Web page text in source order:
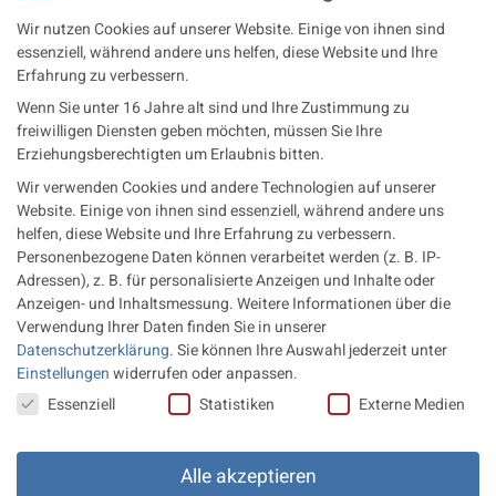
Zulieferer
Öl-E-Fuels-Schmierstoffe
Neueste Beiträge
Wärme aus der Tiefe MTU heizt künftig mit Geothermie
MAN Engines bringt D3872 für die Stromversorgung im
Marinebereich
Eine neue Generation von Perkins Marinemotoren startet den
operativen Testbetrieb
Rechtliches
Impressum
Datenschutz
Datenschutz Einstellungen
Wir nutzen Cookies auf unserer Website. Einige von ihnen sind
essenziell, während andere uns helfen, diese Website und Ihre
Erfahrung zu verbessern.
Wenn Sie unter 16 Jahre alt sind und Ihre Zustimmung zu
freiwilligen Diensten geben möchten, müssen Sie Ihre
Erziehungsberechtigten um Erlaubnis bitten.
Wir verwenden Cookies und andere Technologien auf unserer
Website. Einige von ihnen sind essenziell, während andere uns
helfen, diese Website und Ihre Erfahrung zu verbessern.
Personenbezogene Daten können verarbeitet werden (z. B. IP-
Adressen), z. B. für personalisierte Anzeigen und Inhalte oder
Anzeigen- und Inhaltsmessung.Weitere Informationen über die
Verwendung Ihrer Daten finden Sie in unserer
Datenschutzerklärung.Sie können Ihre Auswahl jederzeit unter
Einstellungenwiderrufen oder anpassen.
Datenschutzeinstellungen
Essenziell Statistiken Externe Medien
Alle akzeptieren